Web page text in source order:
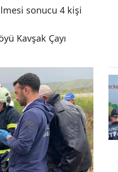
Gaziantep
Giresun
Hakkari
Hatay
Isparta
Mersin
İstanbul
sonucu 4 kişi
Kavşak Çayı